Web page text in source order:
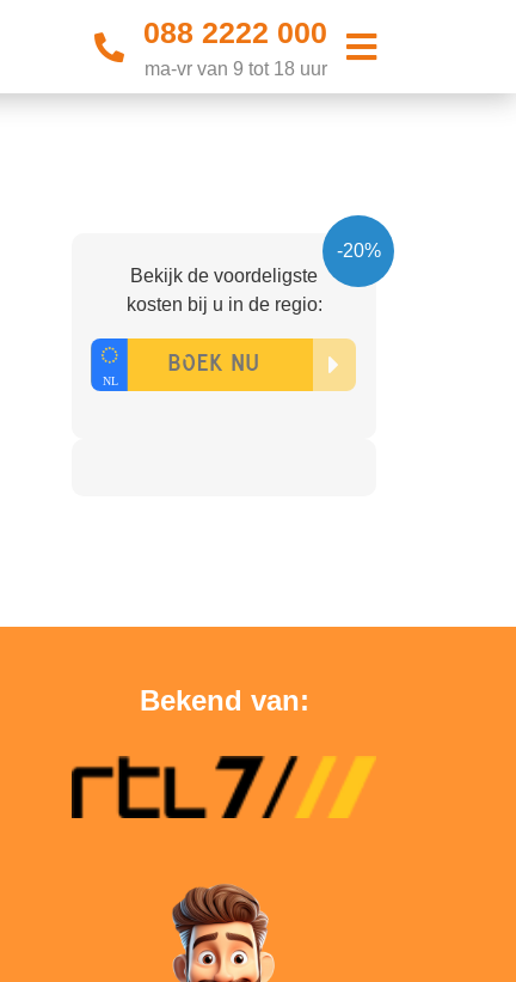
088 2222 000
ma-vr van 9 tot 18 uur
-20%
Bekijk de voordeligste
kosten bij u in de regio:
Bekend van: